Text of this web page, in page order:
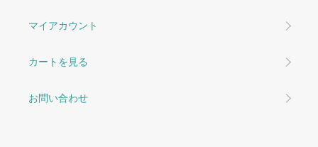
マイアカウント
カートを見る
お問い合わせ